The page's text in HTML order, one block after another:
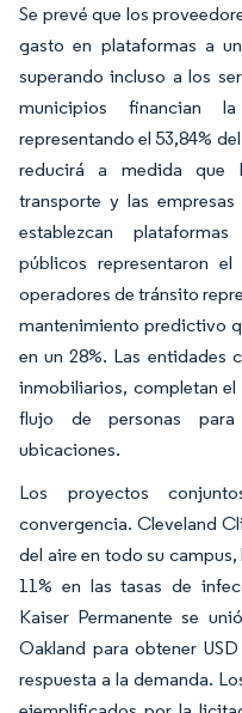
Se prevé que los
gasto en plataformas a
superando incluso a los
municipios financian
representando el 53,84%
reducirá a medida que
transporte y las
establezcan
públicos representaron
operadores de tránsito
mantenimiento predictivo
en un 28%. Las entidades
inmobiliarios, completan
flujo de personas
ubicaciones.
Los proyectos
convergencia. Cleveland
del aire en todo su
11% en las tasas de
Kaiser Permanente se
Oakland para obtener
respuesta a la demanda.